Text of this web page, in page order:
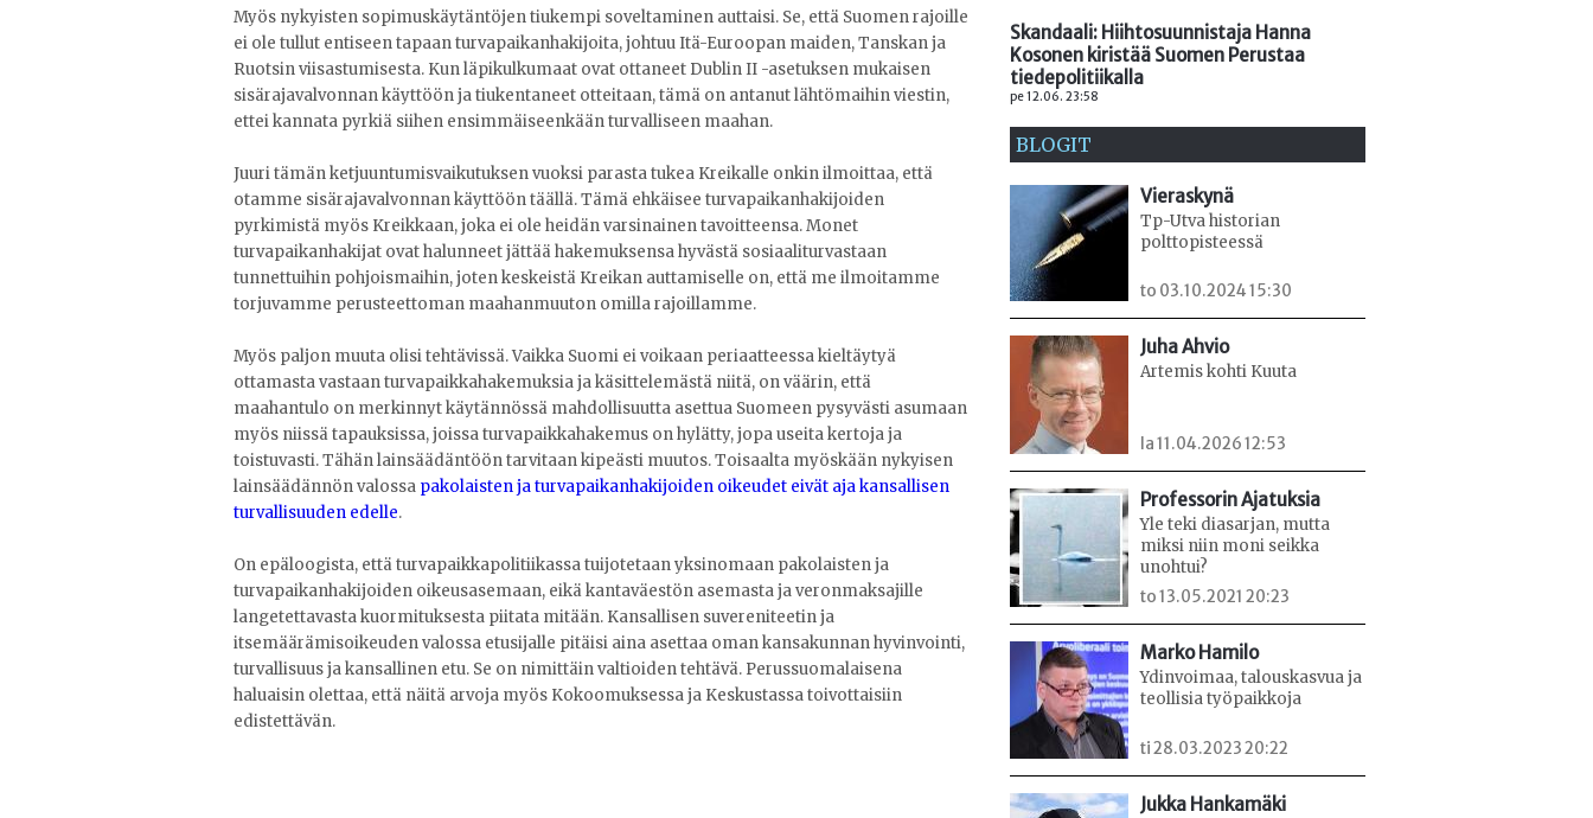
Myös nykyisten sopimuskäytäntöjen tiukempi soveltaminen auttaisi. Se, että Suomen rajoille
ei ole tullut entiseen tapaan turvapaikanhakijoita, johtuu Itä-Euroopan maiden, Tanskan ja
Ruotsin viisastumisesta. Kun läpikulkumaat ovat ottaneet Dublin II -asetuksen mukaisen
sisärajavalvonnan käyttöön ja tiukentaneet otteitaan, tämä on antanut lähtömaihin viestin,
ettei kannata pyrkiä siihen ensimmäiseenkään turvalliseen maahan.
Juuri tämän ketjuuntumisvaikutuksen vuoksi parasta tukea Kreikalle onkin ilmoittaa, että
otamme sisärajavalvonnan käyttöön täällä. Tämä ehkäisee turvapaikanhakijoiden
pyrkimistä myös Kreikkaan, joka ei ole heidän varsinainen tavoitteensa. Monet
turvapaikanhakijat ovat halunneet jättää hakemuksensa hyvästä sosiaaliturvastaan
tunnettuihin pohjoismaihin, joten keskeistä Kreikan auttamiselle on, että me ilmoitamme
torjuvamme perusteettoman maahanmuuton omilla rajoillamme.
Myös paljon muuta olisi tehtävissä. Vaikka Suomi ei voikaan periaatteessa kieltäytyä
ottamasta vastaan turvapaikkahakemuksia ja käsittelemästä niitä, on väärin, että
maahantulo on merkinnyt käytännössä mahdollisuutta asettua Suomeen pysyvästi asumaan
myös niissä tapauksissa, joissa turvapaikkahakemus on hylätty, jopa useita kertoja ja
toistuvasti. Tähän lainsäädäntöön tarvitaan kipeästi muutos. Toisaalta myöskään nykyisen
lainsäädännön valossa pakolaisten ja turvapaikanhakijoiden oikeudet eivät aja kansallisen
turvallisuuden edelle.
On epäloogista, että turvapaikkapolitiikassa tuijotetaan yksinomaan pakolaisten ja
turvapaikanhakijoiden oikeusasemaan, eikä kantaväestön asemasta ja veronmaksajille
langetettavasta kuormituksesta piitata mitään. Kansallisen suvereniteetin ja
itsemäärämisoikeuden valossa etusijalle pitäisi aina asettaa oman kansakunnan hyvinvointi,
turvallisuus ja kansallinen etu. Se on nimittäin valtioiden tehtävä. Perussuomalaisena
haluaisin olettaa, että näitä arvoja myös Kokoomuksessa ja Keskustassa toivottaisiin
edistettävän.
Skandaali: Hiihtosuunnistaja Hanna
Kosonen kiristää Suomen Perustaa
tiedepolitiikalla
pe 12.06. 23:58
BLOGIT
Vieraskynä
Tp-Utva historian
polttopisteessä
to 03.10.2024 15:30
Juha Ahvio
Artemis kohti Kuuta
la 11.04.2026 12:53
Professorin Ajatuksia
Yle teki diasarjan, mutta
miksi niin moni seikka
unohtui?
to 13.05.2021 20:23
Marko Hamilo
Ydinvoimaa, talouskasvua ja
teollisia työpaikkoja
ti 28.03.2023 20:22
Jukka Hankamäki